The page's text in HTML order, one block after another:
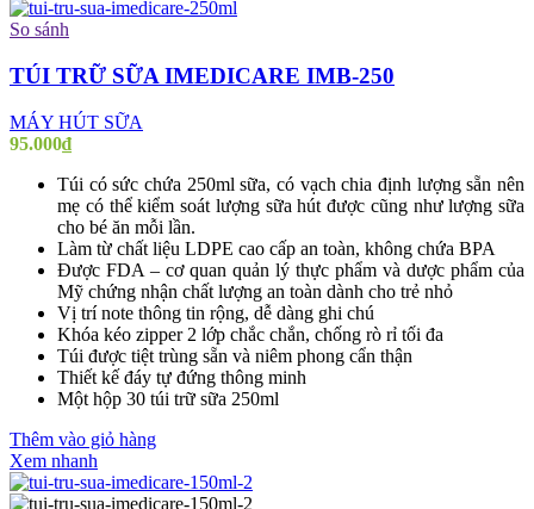
So sánh
TÚI TRỮ SỮA IMEDICARE IMB-250
MÁY HÚT SỮA
95.000₫
Túi có sức chứa 250ml sữa, có vạch chia định lượng sẵn nên
mẹ có thể kiểm soát lượng sữa hút được cũng như lượng sữa
cho bé ăn mỗi lần.
Làm từ chất liệu LDPE cao cấp an toàn, không chứa BPA
Được FDA – cơ quan quản lý thực phẩm và dược phẩm của
Mỹ chứng nhận chất lượng an toàn dành cho trẻ nhỏ
Vị trí note thông tin rộng, dễ dàng ghi chú
Khóa kéo zipper 2 lớp chắc chắn, chống rò rỉ tối đa
Túi được tiệt trùng sẵn và niêm phong cẩn thận
Thiết kế đáy tự đứng thông minh
Một hộp 30 túi trữ sữa 250ml
Thêm vào giỏ hàng
Xem nhanh